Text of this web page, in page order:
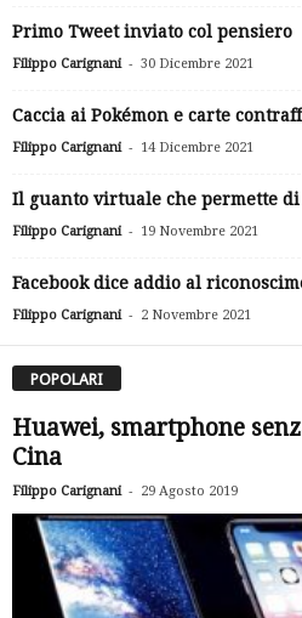
Primo Tweet inviato col pensiero
Filippo Carignani - 30 Dicembre 2021
Caccia ai Pokémon e carte
Filippo Carignani - 14 Dicembre 2021
Il guanto virtuale che permette di
Filippo Carignani - 19 Novembre 2021
Facebook dice addio al
Filippo Carignani - 2 Novembre 2021
POPOLARI
Huawei, smartphone
Cina
Filippo Carignani - 29 Agosto 2019